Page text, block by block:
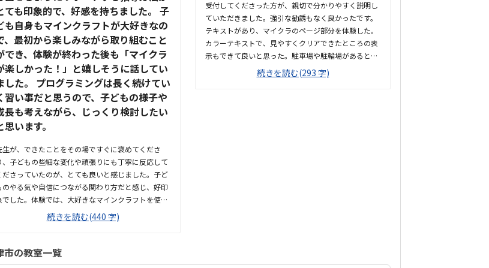
ても印象的で、好感を持ちました。 子
も自身もマインクラフトが大好きなの
、最初から楽しみながら取り組むこと
でき、体験が終わった後も「マイクラ
楽しかった！」と嬉しそうに話してい
した。 プログラミングは長く続けてい
習い事だと思うので、子どもの様子や
長も考えながら、じっくり検討したい
思います。
生が、できたことをその場ですぐに褒めてくださ
、子どもの些細な変化や頑張りにも丁寧に反応して
ださっていたのが、とても良いと感じました。子ど
のやる気や自信につながる関わり方だと感じ、好印
でした。体験では、大好きなマインクラフトを使っ
た授業だったため、楽しみながら取り組むことがで
き、とても良かったです。ただ、今後もずっとマイン
興味を持って取り組めるかどうかは少し気になる点
した。教室は自宅から15分ほどの距離にあり、通い
続きを読む(440 字)
受付してくださった方が、親切で分かりやすく説明し
ていただきました。強引な勧誘もなく良かったです。
テキストがあり、マイクラのページ部分を体験した。
カラーテキストで、見やすくクリアできたところの表
示もできて良いと思った。駐車場や駐輪場があるとも
っと良かった。徒歩で通うことになりそうです。駅か
らは近くて良いです。雰囲気も良く、清潔感もあっ
続きを読む(293 字)
市の教室一覧